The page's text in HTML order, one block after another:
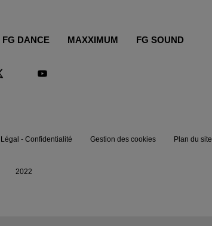
FG DANCE MAXXIMUM FG SOUND
Légal - Confidentialité Gestion des cookies Plan du site
2022